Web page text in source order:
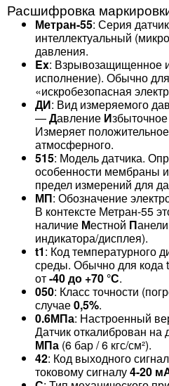
Расшифровка
Метран-55: Серия
интеллектуальный
давления.
Ex: Взрывозащищенное
исполнение). Обычно
«искробезопасная
ДИ: Вид измеряемого
—Давление И
Измеряет
атмосферного.
515: Модель датчика.
особенности мембраны
предел измерений для
МП: Обозначение
В контексте Метран-55
наличие Местной П
индикатора/дисплея).
t1: Код температурного
среды. Обычно для кода
от-40 до +70 °С.
050: Класс точности
случае0,5%.
0.6МПа: Настроенный
Датчик откалиброван на
МПа (6 бар / 6 кгс/см²).
42: Код выходного
токовому сигналу4-20